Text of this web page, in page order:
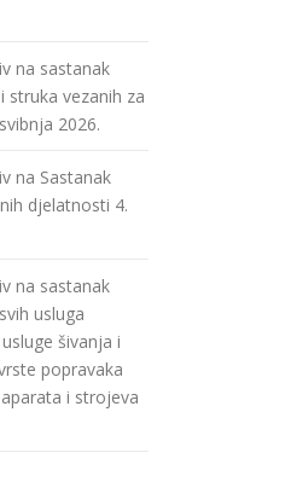
na sastanak
struka vezanih za
2026.
na Sastanak
djelatnosti 4.
na sastanak
usluga
šivanja i
popravaka
i strojeva